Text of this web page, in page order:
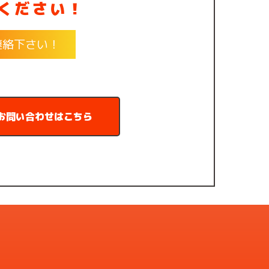
ださい！
下さい！
問い合わせはこちら